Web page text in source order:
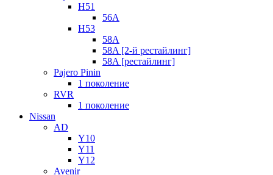
H51
56A
H53
58A
58A [2-й рестайлинг]
58A [рестайлинг]
Pajero Pinin
1 поколение
RVR
1 поколение
Nissan
AD
Y10
Y11
Y12
Avenir